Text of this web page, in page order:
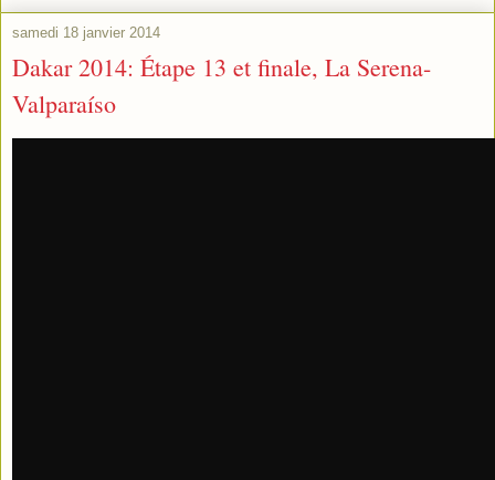
samedi 18 janvier 2014
Dakar 2014: Étape 13 et finale, La Serena-
Valparaíso